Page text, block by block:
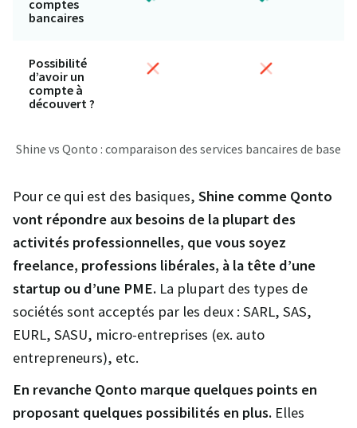
comptes
bancaires
Possibilité
d’avoir un
compte à
découvert ?
Shine vs Qonto : comparaison des services bancaires de base
Pour ce qui est des basiques, Shine comme Qonto
vont répondre aux besoins de la plupart des
activités professionnelles, que vous soyez
freelance, professions libérales, à la tête d’une
startup ou d’une PME. La plupart des types de
sociétés sont acceptés par les deux : SARL, SAS,
EURL, SASU, micro-entreprises (ex. auto
entrepreneurs), etc.
En revanche Qonto marque quelques points en
proposant quelques possibilités en plus. Elles